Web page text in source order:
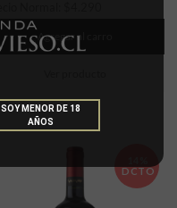
Agregar al carro
DCTO
SOY MENOR DE 18
AÑOS